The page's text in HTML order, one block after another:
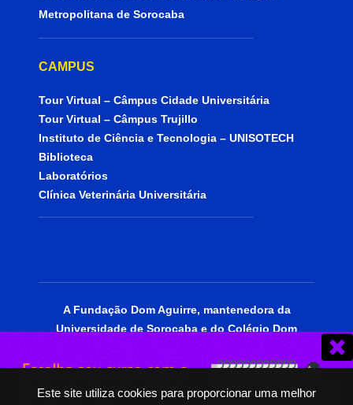
Este site utiliza cookies para proporcionar uma melhor
Metropolitana de Sorocaba
CAMPUS
Tour Virtual – Câmpus Cidade Universitária
Tour Virtual – Câmpus Trujillo
Instituto de Ciência e Tecnologia – UNISOTECH
Biblioteca
Laboratórios
Clínica Veterinária Universitária
A Fundação Dom Aguirre, mantenedora da
Universidade de Sorocaba e do Colégio Dom
beneficente de assistência social, portadora do